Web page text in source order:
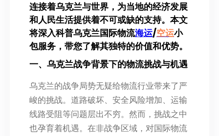
连接着乌克兰与世界，为当地的经济发展
和人民生活提供着不可或缺的支持。本文
将深入科普乌克兰国际物流海运/空运小
包服务，带您了解其独特的价值和优势。
一、乌克兰战争背景下的物流挑战与机遇
乌克兰的战争局势无疑给物流行业带来了严
峻的挑战。道路破坏、安全风险增加、运输
线路受阻等问题层出不穷。然而，挑战之中
也孕育着机遇。在非战争区域，对国际物流